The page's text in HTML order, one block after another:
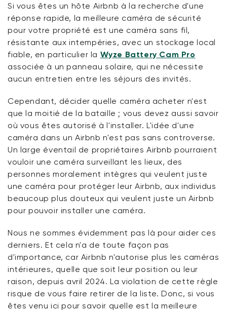
Si vous êtes un hôte Airbnb à la recherche d'une
réponse rapide, la meilleure caméra de sécurité
pour votre propriété est une caméra sans fil,
résistante aux intempéries, avec un stockage local
fiable, en particulier la Wyze Battery Cam Pro
associée à un panneau solaire, qui ne nécessite
aucun entretien entre les séjours des invités.
Cependant, décider quelle caméra acheter n'est
que la moitié de la bataille ; vous devez aussi savoir
où vous êtes autorisé à l'installer. L'idée d'une
caméra dans un Airbnb n'est pas sans controverse.
Un large éventail de propriétaires Airbnb pourraient
vouloir une caméra surveillant les lieux, des
personnes moralement intègres qui veulent juste
une caméra pour protéger leur Airbnb, aux individus
beaucoup plus douteux qui veulent juste un Airbnb
pour pouvoir installer une caméra.
Nous ne sommes évidemment pas là pour aider ces
derniers. Et cela n'a de toute façon pas
d'importance, car Airbnb n'autorise plus les caméras
intérieures, quelle que soit leur position ou leur
raison, depuis avril 2024. La violation de cette règle
risque de vous faire retirer de la liste. Donc, si vous
êtes venu ici pour savoir quelle est la meilleure
More options Accord
79,98 $CAPrix ​​régulier
Add to cart
More options